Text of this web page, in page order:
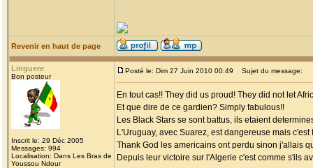
Revenir en haut de page
Linguere
Bon posteur
Inscrit le: 29 Déc 2005
Messages: 994
Localisation: Dans Les Bras de
Youssou Ndour
Posté le: Dim 27 Juin 2010 00:49 Sujet du message:
En tout cas!! They did us proud! They did not let
Et que dire de ce gardien? Simply fabulous!!
Les Black Stars se sont battus, ils etaient
L'Uruguay, avec Suarez, est dangereuse mais c'est
Thank God les americains ont perdu sinon j'allais
Depuis leur victoire sur l'Algerie c'est comme s'ils